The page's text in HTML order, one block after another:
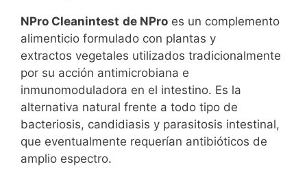
NPro Cleanintest de NPro es un complemento
alimenticio formulado con plantas y
extractos vegetales utilizados tradicionalmente
por su acción antimicrobiana e
inmunomoduladora en el intestino. Es la
alternativa natural frente a todo tipo de
bacteriosis, candidiasis y parasitosis intestinal,
que eventualmente requerían antibióticos de
amplio espectro.